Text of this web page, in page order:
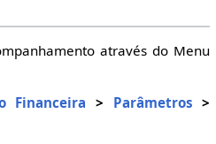
através do Menu
Financeira > Parâmetros >